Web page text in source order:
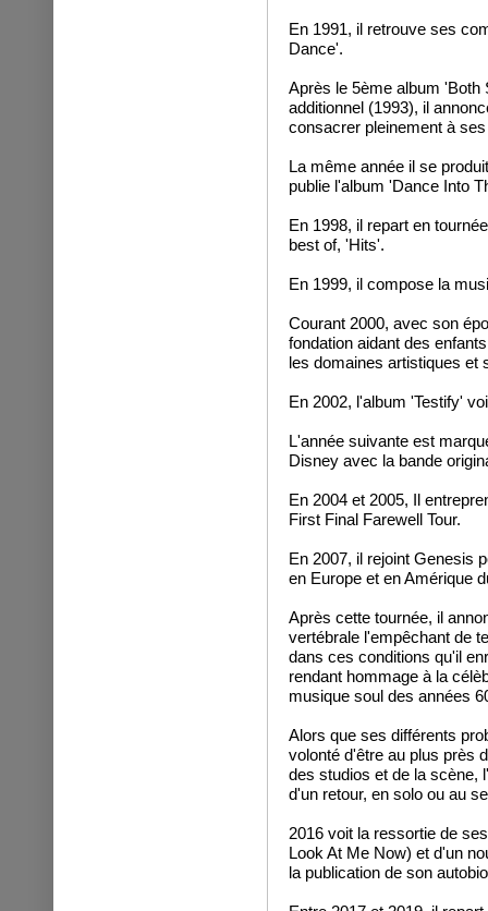
En 1991, il retrouve ses
Dance'.
Après le 5ème album 'Both
additionnel (1993), il
consacrer pleinement à
La même année il se
publie l'album 'Dance Into
En 1998, il repart en
best of, 'Hits'.
En 1999, il compose la
Courant 2000, avec son
fondation aidant des
les domaines artistiques et
En 2002, l'album 'Testify'
L'année suivante est
Disney avec la bande
En 2004 et 2005, Il
First Final Farewell Tour.
En 2007, il rejoint Genesis
en Europe et en Amérique
Après cette tournée, il
vertébrale l'empêchant de
dans ces conditions qu'il
rendant hommage à la
musique soul des années
Alors que ses différents
volonté d'être au plus près
des studios et de la scène,
d'un retour, en solo ou au
2016 voit la ressortie de
Look At Me Now) et d'un
la publication de son